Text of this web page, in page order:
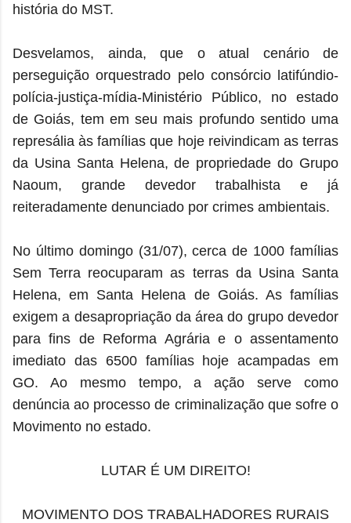
história do MST.
Desvelamos, ainda, que o atual cenário de
perseguição orquestrado pelo consórcio latifúndio-
polícia-justiça-mídia-Ministério Público, no estado
de Goiás, tem em seu mais profundo sentido uma
represália às famílias que hoje reivindicam as terras
da Usina Santa Helena, de propriedade do Grupo
Naoum, grande devedor trabalhista e já
reiteradamente denunciado por crimes ambientais.
No último domingo (31/07), cerca de 1000 famílias
Sem Terra reocuparam as terras da Usina Santa
Helena, em Santa Helena de Goiás. As famílias
exigem a desapropriação da área do grupo devedor
para fins de Reforma Agrária e o assentamento
imediato das 6500 famílias hoje acampadas em
GO. Ao mesmo tempo, a ação serve como
denúncia ao processo de criminalização que sofre o
Movimento no estado.
LUTAR É UM DIREITO!
MOVIMENTO DOS TRABALHADORES RURAIS